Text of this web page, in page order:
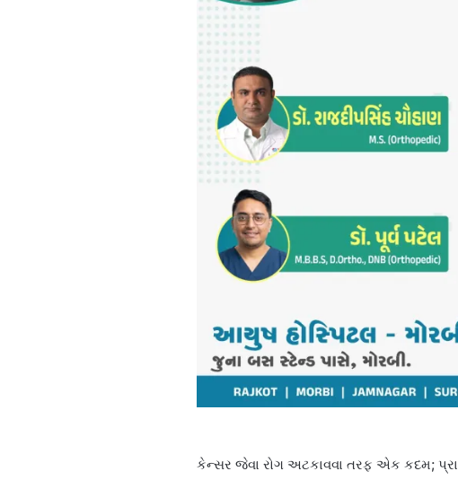
કેન્સર જેવા રોગ અટકાવવા તરફ એક કદમ;